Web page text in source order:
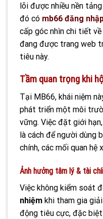
lõi được nhiều nền
đó có mb66 đăng
cấp góc nhìn chi tiết
đang được trang web
tiêu này.
Tầm quan trọng khi
Tại MB66, khái niệm
phát triển một môi
vững. Việc đặt giới
là cách để người dùng
chính, các mối quan hệ
Ảnh hưởng tâm lý & tài
Việc không kiểm soát
nhiệm khi tham gia
động tiêu cực, đặc biệt